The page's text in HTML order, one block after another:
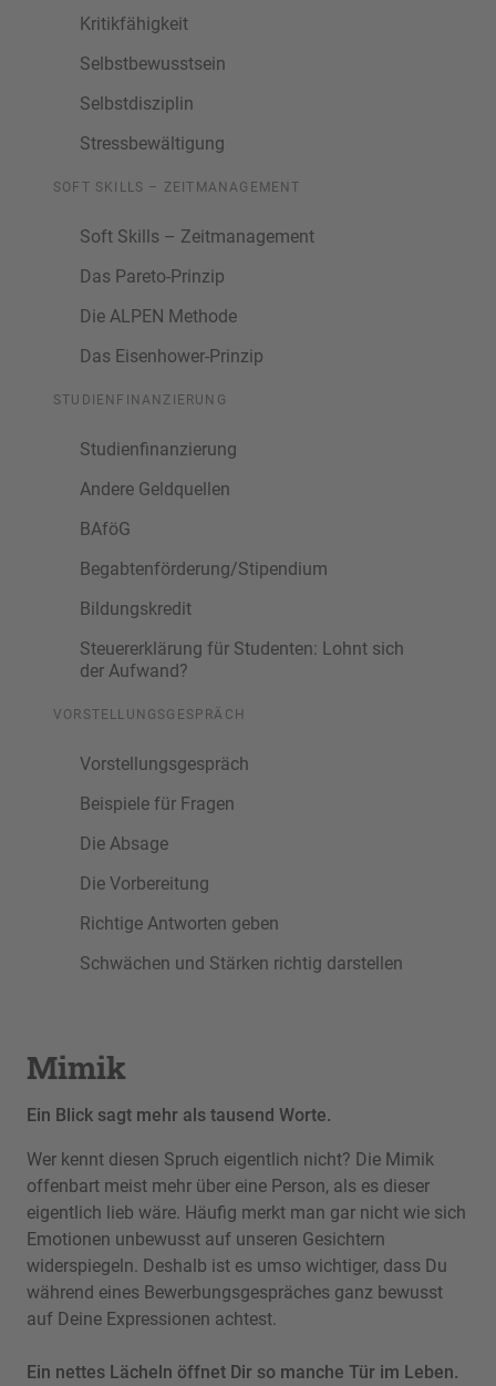
Kritikfähigkeit
Selbstbewusstsein
Selbstdisziplin
Stressbewältigung
SOFT SKILLS – ZEITMANAGEMENT
Soft Skills – Zeitmanagement
Das Pareto-Prinzip
Die ALPEN Methode
Das Eisenhower-Prinzip
STUDIENFINANZIERUNG
Studienfinanzierung
Andere Geldquellen
BAföG
Begabtenförderung/Stipendium
Bildungskredit
Steuererklärung für Studenten: Lohnt sich
der Aufwand?
VORSTELLUNGSGESPRÄCH
Vorstellungsgespräch
Beispiele für Fragen
Die Absage
Die Vorbereitung
Richtige Antworten geben
Schwächen und Stärken richtig darstellen
Mimik
Ein Blick sagt mehr als tausend Worte.
Wer kennt diesen Spruch eigentlich nicht? Die Mimik
offenbart meist mehr über eine Person, als es dieser
eigentlich lieb wäre. Häufig merkt man gar nicht wie sich
Emotionen unbewusst auf unseren Gesichtern
widerspiegeln. Deshalb ist es umso wichtiger, dass Du
während eines Bewerbungsgespräches ganz bewusst
auf Deine Expressionen achtest.
Ein nettes Lächeln öffnet Dir so manche Tür im Leben.